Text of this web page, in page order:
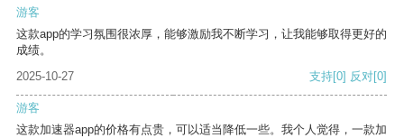
游客
这款app的学习氛围很浓厚，能够激励我不断学习，让我能够取得更好的
成绩。
2025-10-27
支持[0] 反对[0]
游客
这款加速器app的价格有点贵，可以适当降低一些。我个人觉得，一款加